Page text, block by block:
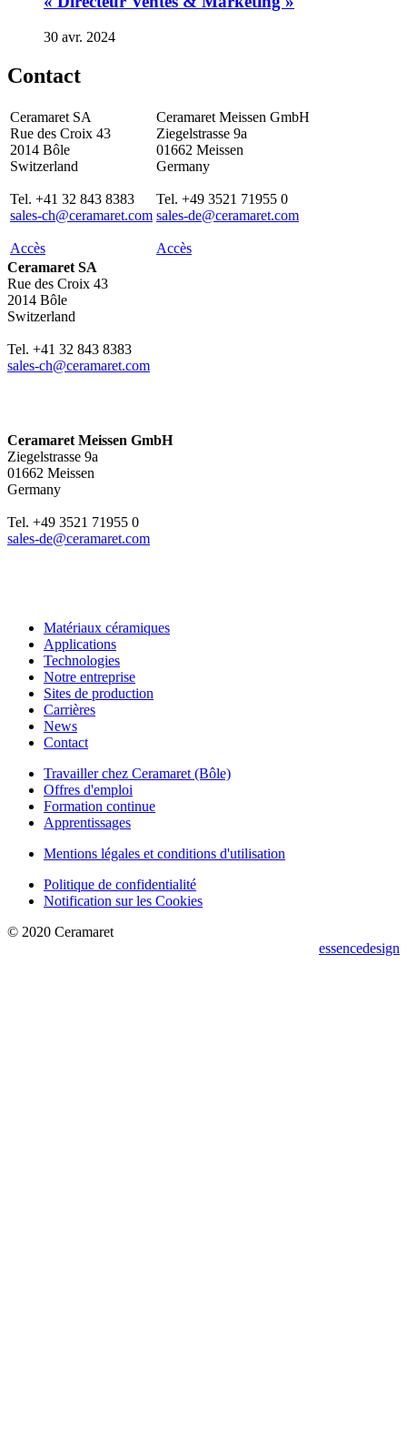
30 avr. 2024
Contact
Ceramaret SA
Rue des Croix 43
2014 Bôle
Switzerland
Tel. +41 32 843 8383
sales-ch@ceramaret.com
Accès
Ceramaret Meissen GmbH
Ziegelstrasse 9a
01662 Meissen
Germany
Tel. +49 3521 71955 0
sales-de@ceramaret.com
Accès
Ceramaret SA
Rue des Croix 43
2014 Bôle
Switzerland
Tel. +41 32 843 8383
sales-ch@ceramaret.com
Ceramaret Meissen GmbH
Ziegelstrasse 9a
01662 Meissen
Germany
Tel. +49 3521 71955 0
sales-de@ceramaret.com
Matériaux céramiques
Applications
Technologies
Notre entreprise
Sites de production
Carrières
News
Contact
Travailler chez Ceramaret (Bôle)
Offres d'emploi
Formation continue
Apprentissages
Mentions légales et conditions d'utilisation
Politique de confidentialité
Notification sur les Cookies
© 2020 Ceramaret
essencedesign